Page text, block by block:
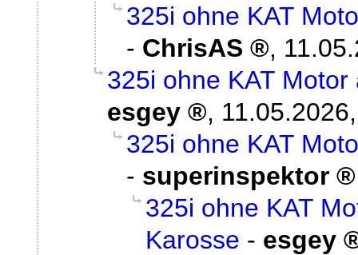
325i ohne KAT
- ChrisAS ,
325i ohne KAT
esgey
,
325i ohne KAT
- superinspektor
325i ohne KAT
Karosse - esgey